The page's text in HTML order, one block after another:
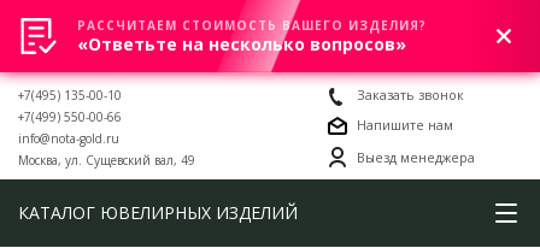
0
+7(495) 135-00-10
+7(499) 550-00-66
info@nota-gold.ru
Москва, ул. Сущевский вал, 49
Заказать звонок
Напишите нам
Выезд менеджера
КАТАЛОГ ЮВЕЛИРНЫХ ИЗДЕЛИЙ
РАССЧИТАЕМ СТОИМОСТЬ ВАШЕГО ИЗДЕЛИЯ?
«Ответьте на несколько вопросов»